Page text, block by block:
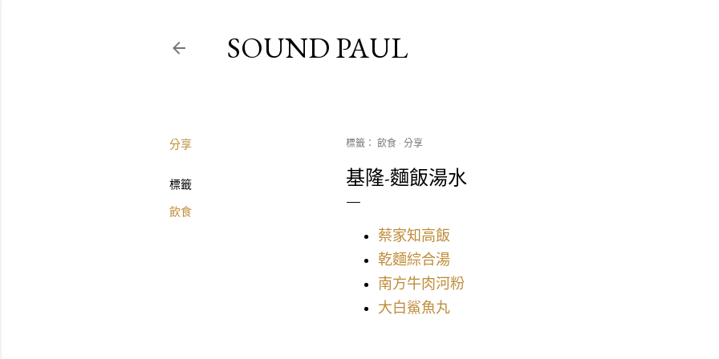
SOUND PAUL
分享
標籤
飲食
標籤： 飲食 分享
基隆-麵飯湯水
蔡家知高飯
乾麵綜合湯
南方牛肉河粉
大白鯊魚丸